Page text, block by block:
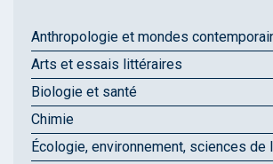
Anthropologie et mondes
Arts et essais littéraires
Biologie et santé
Chimie
Écologie, environnement, sciences de